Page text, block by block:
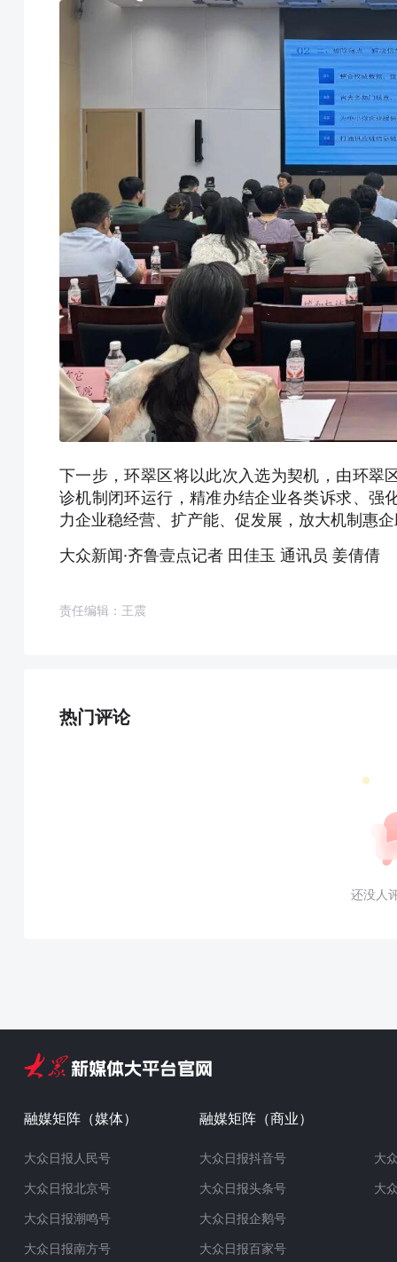
下一步，环翠区将以此次入选为契机，由环翠
诊机制闭环运行，精准办结企业各类诉求、强
力企业稳经营、扩产能、促发展，放大机制惠
大众新闻·齐鲁壹点记者 田佳玉 通讯员 姜倩倩
责任编辑：王震
热门评论
还没人
融媒矩阵（媒体）
大众日报人民号
大众日报北京号
大众日报潮鸣号
大众日报南方号
融媒矩阵（商业）
大众日报抖音号
大众日报头条号
大众日报企鹅号
大众日报百家号
大
大